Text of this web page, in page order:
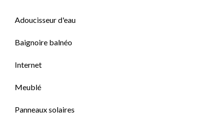
Adoucisseur d'eau
Baignoire balnéo
Internet
Meublé
Panneaux solaires